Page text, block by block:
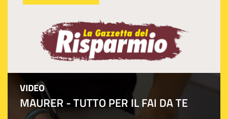
VIDEO
MAURER - TUTTO PER IL FAI DA TE